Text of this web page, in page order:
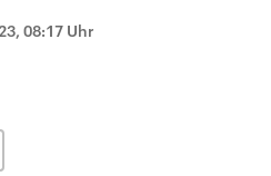
08:17 Uhr